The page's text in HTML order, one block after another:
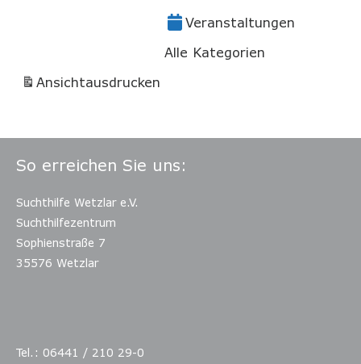
Veranstaltungen
Alle Kategorien
Ansichtausdrucken
So erreichen Sie uns:
Suchthilfe Wetzlar e.V.
Suchthilfezentrum
Sophienstraße 7
35576 Wetzlar
Tel.: 06441 / 210 29-0